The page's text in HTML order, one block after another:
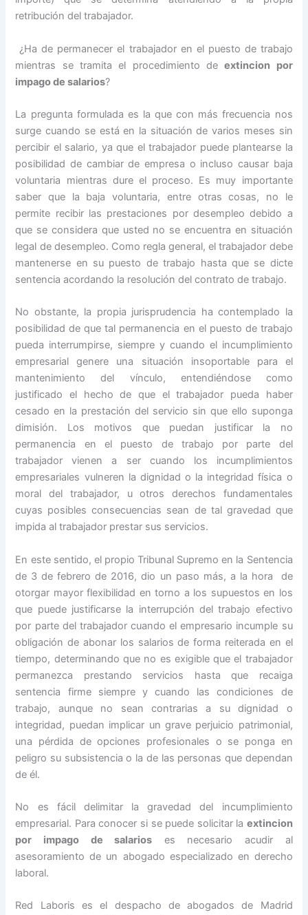
retribución del trabajador.
¿Ha de permanecer el trabajador en el puesto de trabajo
mientras se tramita el procedimiento deextincion por
impago de salarios?
La pregunta formulada es la que con más frecuencia nos
surge cuando se está en la situación de varios meses sin
percibir el salario, ya que el trabajador puede plantearse la
posibilidad de cambiar de empresa o incluso causar baja
voluntaria mientras dure el proceso. Es muy importante
saber que la baja voluntaria, entre otras cosas, no le
permite recibir las prestaciones por desempleo debido a
que se considera que usted no se encuentra en situación
legal de desempleo. Como regla general, el trabajador debe
mantenerse en su puesto de trabajo hasta que se dicte
sentencia acordando la resolución del contrato de trabajo.
No obstante, la propia jurisprudencia ha contemplado la
posibilidad de que tal permanencia en el puesto de trabajo
pueda interrumpirse, siempre y cuando el incumplimiento
empresarial genere una situación insoportable para el
mantenimiento del vínculo, entendiéndose como
justificado el hecho de que el trabajador pueda haber
cesado en la prestación del servicio sin que ello suponga
dimisión. Los motivos que puedan justificar la no
permanencia en el puesto de trabajo por parte del
trabajador vienen a ser cuando los incumplimientos
empresariales vulneren la dignidad o la integridad física o
moral del trabajador, u otros derechos fundamentales
cuyas posibles consecuencias sean de tal gravedad que
impida al trabajador prestar sus servicios.
En este sentido, el propio Tribunal Supremo en la Sentencia
de 3 de febrero de 2016, dio un paso más, a la hora de
otorgar mayor flexibilidad en torno a los supuestos en los
que puede justificarse la interrupción del trabajo efectivo
por parte del trabajador cuando el empresario incumple su
obligación de abonar los salarios de forma reiterada en el
tiempo, determinando que no es exigible que el trabajador
permanezca prestando servicios hasta que recaiga
sentencia firme siempre y cuando las condiciones de
trabajo, aunque no sean contrarias a su dignidad o
integridad, puedan implicar un grave perjuicio patrimonial,
una pérdida de opciones profesionales o se ponga en
peligro su subsistencia o la de las personas que dependan
de él.
No es fácil delimitar la gravedad del incumplimiento
empresarial. Para conocer si se puede solicitar la extincion
por impago de salarios es necesario acudir al
asesoramiento de un abogado especializado en derecho
laboral.
Red Laboris es el despacho de abogados de Madrid